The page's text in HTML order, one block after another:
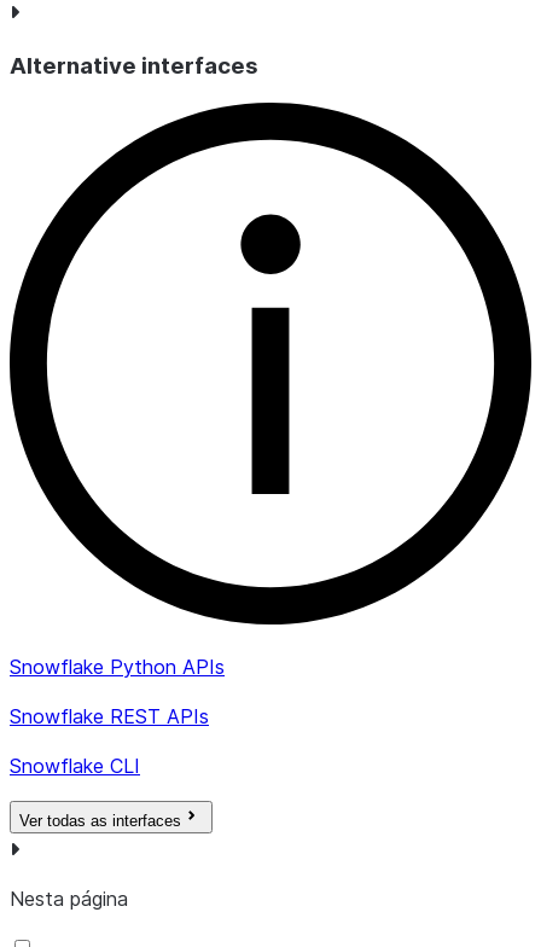
Alternative interfaces
Snowflake Python APIs
Snowflake REST APIs
Snowflake CLI
Ver todas as interfaces
Nesta página